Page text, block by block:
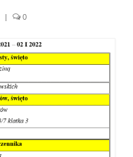
0